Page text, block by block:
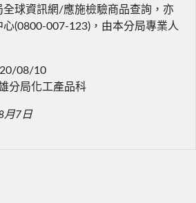
全球資訊網/應施檢驗商品查詢，亦
(0800-007-123)，由本分局專業人
08/10
分局化工產品科
月7日